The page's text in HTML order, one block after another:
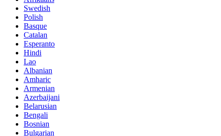
Swedish
Polish
Basque
Catalan
Esperanto
Hindi
Lao
Albanian
Amharic
Armenian
Azerbaijani
Belarusian
Bengali
Bosnian
Bulgarian